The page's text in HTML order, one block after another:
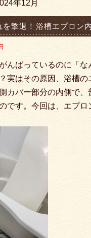
年12月
を撃退！浴槽エプロン
んばっているのに「
実はその原因、浴槽
カバー部分の内側で
です。今回は、エプ